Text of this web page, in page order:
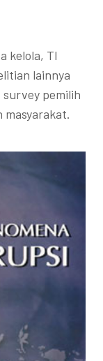
kelola, TI
lainnya
pemilih
masyarakat.